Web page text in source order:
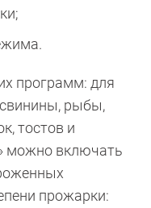
программ: для
свинины, рыбы,
тостов и
можно включать
прожарки: